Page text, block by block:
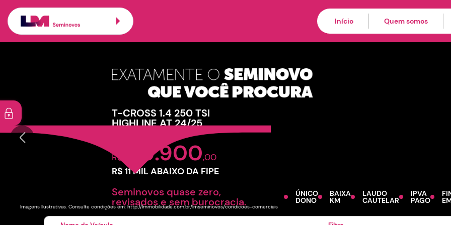
Carros seminovos de procedência
Início Quem somos
T-CROSS 1.4 250 TSI
HIGHLINE AT 24/25
R$ 129.900,00
R$ 11 MIL ABAIXO DA FIPE
Seminovos quase zero,
revisados e sem burocracia.
ÚNICO
DONO
BAIXA
KM
LAUDO
CAUTELAR
IPVA
PAGO
Imagens Ilustrativas. Consulte condições em: http://lmmobilidade.com.br/lmseminovos/condicoes-comerciais